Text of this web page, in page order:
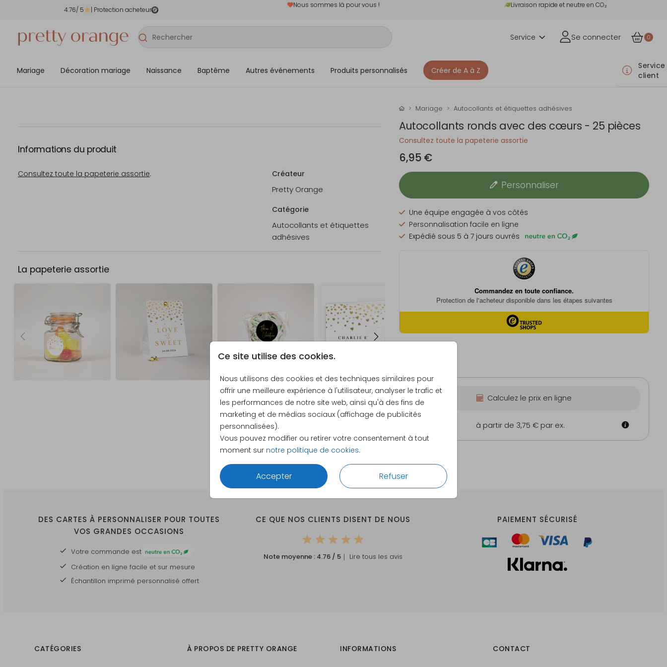
4.76/ 5 | Protection acheteur
Nous sommes là pour vous ! Livraison rapide et neutre en CO₂
Service Se connecter 0
Mariage Décoration mariage Naissance Baptême Autres événements Produits personnalisés Créer de A à Z
Service
client
Ce site utilise des cookies.
Nous utilisons des cookies et des techniques similaires pour
offrir une meilleure expérience à l'utilisateur, analyser le trafic et
les performances de notre site web, ainsi qu'à des fins de
marketing et de médias sociaux (affichage de publicités
personnalisées).
Vous pouvez modifier ou retirer votre consentement à tout
moment sur notre politique de cookies.
Accepter Refuser
Informations du produit
Consultez toute la papeterie assortie. Créateur
Pretty Orange
Catégorie
Autocollants et étiquettes
adhésives
La papeterie assortie
Mariage Autocollants et étiquettes adhésives
Autocollants ronds avec des cœurs - 25 pièces
Consultez toute la papeterie assortie
6,95 €
Personnaliser
Une équipe engagée à vos côtés
Personnalisation facile en ligne
Expédié sous 5 à 7 jours ouvrés
Calculez le prix en ligne
à partir de 3,75 € par ex.
DES CARTES À PERSONNALISER POUR TOUTES
VOS GRANDES OCCASIONS
Votre commande est
Création en ligne facile et sur mesure
Échantillon imprimé personnalisé offert
CE QUE NOS CLIENTS DISENT DE NOUS
Note moyenne : 4.76 / 5 ｜ Lire tous les avis
PAIEMENT SÉCURISÉ
CATÉGORIES À PROPOS DE PRETTY ORANGE INFORMATIONS CONTACT